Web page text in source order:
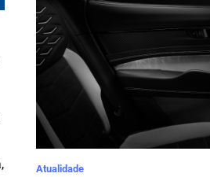
Atualidade